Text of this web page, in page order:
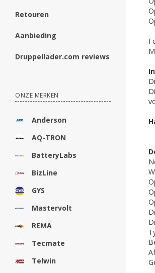
Retouren
Aanbieding
Druppellader.com reviews
ONZE MERKEN
Anderson
AQ-TRON
BatteryLabs
BizLine
GYS
Mastervolt
REMA
Tecmate
Telwin